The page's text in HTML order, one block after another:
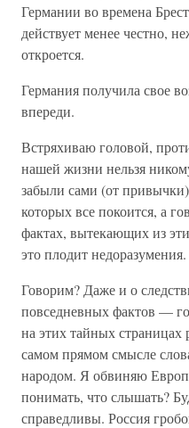
Германии во времена
действует менее честно,
откроется.
Германия получила свое
впереди.
Встряхиваю головой,
нашей жизни нельзя
забыли сами (от
которых все покоится, а
фактах, вытекающих из
это плодит недоразумения.
Говорим? Даже и о
повседневных фактов —
на этих тайных страницах
самом прямом смысле
народом. Я обвиняю
понимать, что слышать?
справедливы. Россия